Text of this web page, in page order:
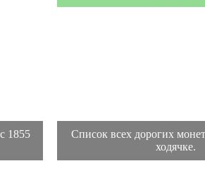
1855
Список всех дорогих
ходячке.